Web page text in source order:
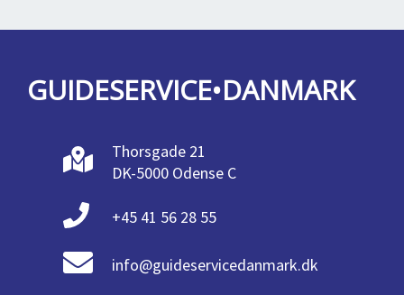
GUIDESERVICE•DANMARK
Thorsgade 21
DK-5000 Odense C
+45 41 56 28 55
info@guideservicedanmark.dk